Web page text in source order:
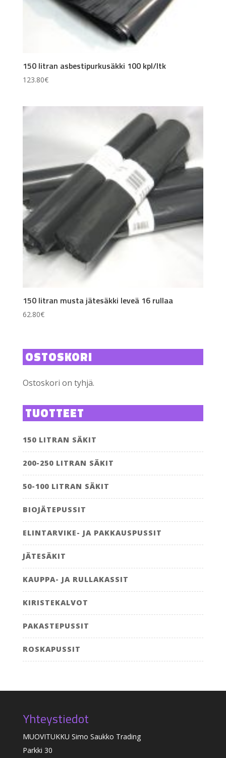
150 litran asbestipurkusäkki 100 kpl/ltk
123.80€
150 litran musta jätesäkki leveä 16 rullaa
62.80€
OSTOSKORI
Ostoskori on tyhjä.
TUOTTEET
150 LITRAN SÄKIT
200-250 LITRAN SÄKIT
50-100 LITRAN SÄKIT
BIOJÄTEPUSSIT
ELINTARVIKE- JA PAKKAUSPUSSIT
JÄTESÄKIT
KAUPPA- JA RULLAKASSIT
KIRISTEKALVOT
PAKASTEPUSSIT
ROSKAPUSSIT
Yhteystiedot
MUOVITUKKU Simo Saukko Trading
Parkki 30